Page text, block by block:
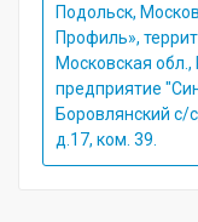
Подольск,
Профиль»,
Московская обл.,
предприятие
Боровлянский с/
д.17, ком. 39.